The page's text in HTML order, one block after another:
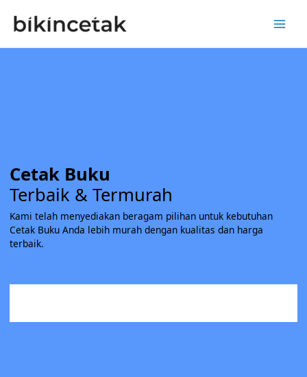
content
Cetak Buku
Terbaik & Termurah
Kami telah menyediakan beragam pilihan untuk kebutuhan
Cetak Buku Anda lebih murah dengan kualitas dan harga
terbaik.